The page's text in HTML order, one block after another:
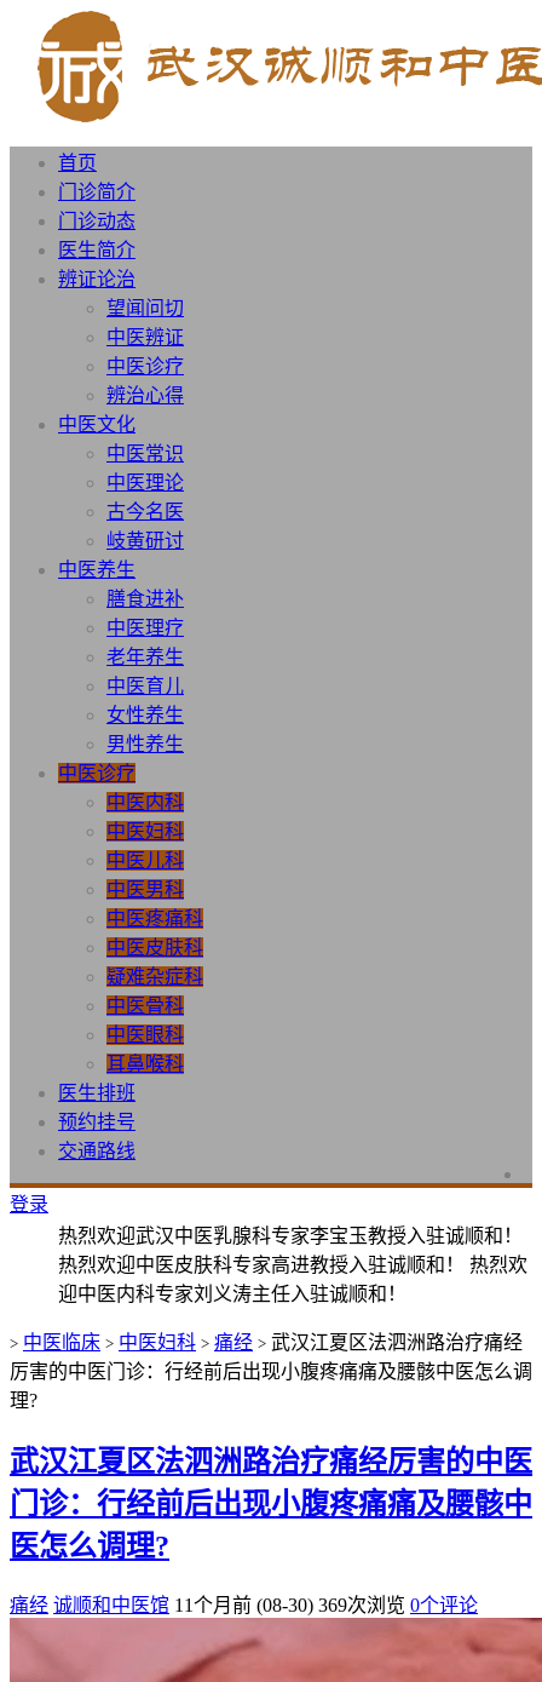
首页
门诊简介
门诊动态
医生简介
辨证论治
望闻问切
中医辨证
中医诊疗
辨治心得
中医文化
中医常识
中医理论
古今名医
岐黄研讨
中医养生
膳食进补
中医理疗
老年养生
中医育儿
女性养生
男性养生
中医诊疗
中医内科
中医妇科
中医儿科
中医男科
中医疼痛科
中医皮肤科
疑难杂症科
中医骨科
中医眼科
耳鼻喉科
医生排班
预约挂号
交通路线
登录
热烈欢迎武汉中医乳腺科专家李宝玉教授入驻诚顺和！
热烈欢迎中医皮肤科专家高进教授入驻诚顺和！ 热烈欢
迎中医内科专家刘义涛主任入驻诚顺和！
> 中医临床 > 中医妇科 > 痛经 > 武汉江夏区法泗洲路治疗痛经
厉害的中医门诊：行经前后出现小腹疼痛痛及腰骸中医怎么调
理?
武汉江夏区法泗洲路治疗痛经厉害的中医
门诊：行经前后出现小腹疼痛痛及腰骸中
医怎么调理?
痛经 诚顺和中医馆 11个月前 (08-30) 369次浏览 0个评论